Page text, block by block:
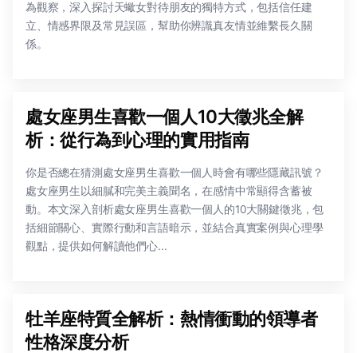
為觀察，深入探討天蠍女對待朋友的獨特方式，包括信任建
立、情感界限及常見誤區，幫助你辨識真友情並維繫長久關
係。
處女座男生喜歡一個人10大徵兆全解
析：從行為到心理的實用指南
你是否總在猜測處女座男生喜歡一個人時會有哪些隱藏訊號？
處女座男生以細膩和完美主義聞名，在感情中常顯得含蓄被
動。本文深入剖析處女座男生喜歡一個人的10大關鍵徵兆，包
括細節關心、實際行動和言語暗示，並結合真實案例與心理學
觀點，提供如何解讀他們心...
牡羊座特質全解析：熱情衝動的領導者
性格深度分析